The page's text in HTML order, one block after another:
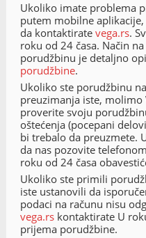
Ukoliko imate problema
putem mobilne
da kontaktirate vega.rs.
roku od 24 časa. Način
porudžbinu je detaljno
porudžbine.
Ukoliko ste porudžbinu
preuzimanja iste, molimo
proverite svoju
oštećenja (pocepani
bi trebalo da preuzmete.
da nas pozovite
roku od 24 časa
Ukoliko ste primili
iste ustanovili da
podaci na računu nisu
vega.rs kontaktirate U
prijema porudžbine.